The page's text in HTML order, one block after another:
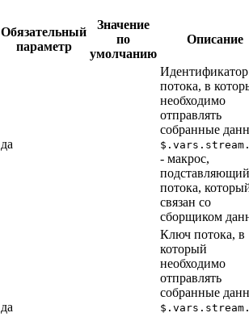
Обязательный
параметр
Значение
по
умолчанию
Описание
да
Идентификатор
потока, в
необходимо
отправлять
собранные
- макрос,
потока,
связан со
сборщиком
да
Ключ потока, в
который
необходимо
отправлять
собранные